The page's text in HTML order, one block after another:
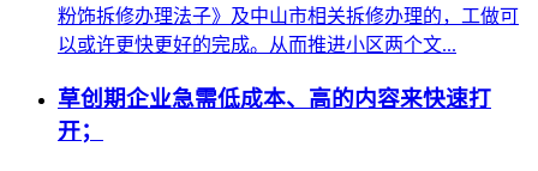
粉饰拆修办理法子》及中山市相关拆修办理的，工做可
以或许更快更好的完成。从而推进小区两个文...
草创期企业急需低成本、高的内容来快速打
开；